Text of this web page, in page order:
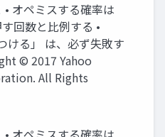
オペミスする確率は
回数と比例する •
ける」 は、必ず失敗す
© 2017 Yahoo
All Rights